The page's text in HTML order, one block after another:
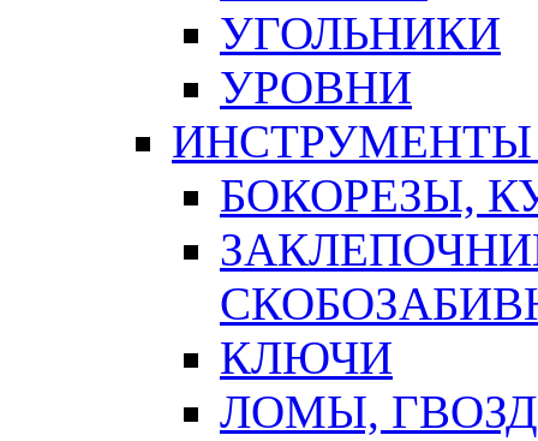
УГОЛЬНИКИ
УРОВНИ
БОКОРЕЗЫ,
КЛЮЧИ
ЛОМЫ,